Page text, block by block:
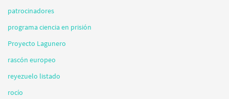
patrocinadores
programa ciencia en prisión
Proyecto Lagunero
rascón europeo
reyezuelo listado
rocío